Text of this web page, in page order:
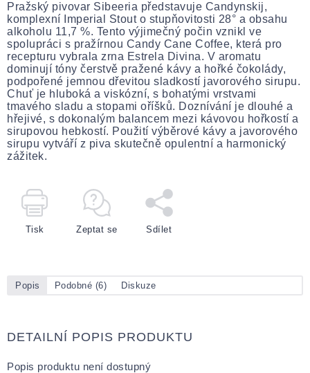
Pražský pivovar Sibeeria představuje Candynskij,
komplexní Imperial Stout o stupňovitosti 28° a obsahu
alkoholu 11,7 %. Tento výjimečný počin vznikl ve
spolupráci s pražírnou Candy Cane Coffee, která pro
recepturu vybrala zrna Estrela Divina. V aromatu
dominují tóny čerstvě pražené kávy a hořké čokolády,
podpořené jemnou dřevitou sladkostí javorového sirupu.
Chuť je hluboká a viskózní, s bohatými vrstvami
tmavého sladu a stopami oříšků. Doznívání je dlouhé a
hřejivé, s dokonalým balancem mezi kávovou hořkostí a
sirupovou hebkostí. Použití výběrové kávy a javorového
sirupu vytváří z piva skutečně opulentní a harmonický
zážitek.
Tisk Zeptat se Sdílet
Popis Podobné (6) Diskuze
DETAILNÍ POPIS PRODUKTU
Popis produktu není dostupný